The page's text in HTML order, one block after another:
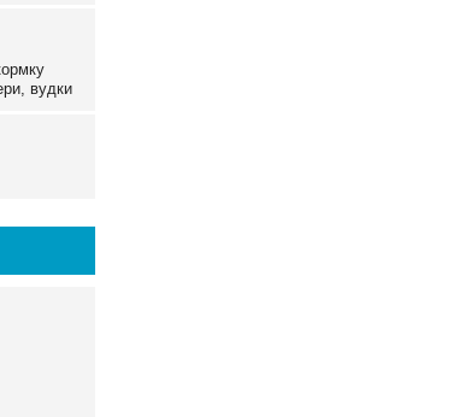
вудки